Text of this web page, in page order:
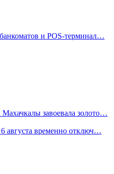
и POS-терминал…
завоевала золото…
августа временно отключ…